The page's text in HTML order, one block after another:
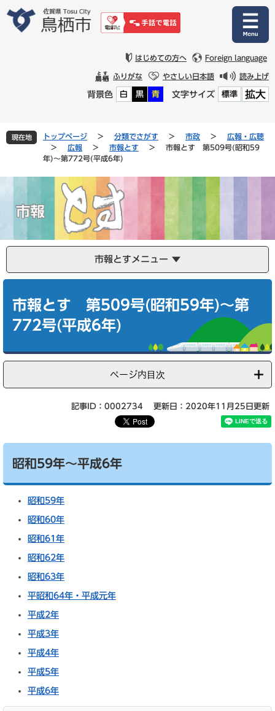
文
はじめての方へ Foreign language
ふりがな やさしい日本語 読み上げ
背景色 白 黒 青 文字サイズ 標準 拡大
現在地 トップページ > 分類でさがす > 市政 >
広報・広聴
>
広報 > 市報とす >
市報とす 第509号(昭和59
年)～第772号(平成6年)
市報とすメニュー
市報とす 第509号(昭和59年)～第
772号(平成6年)
ページ内目次
記事ID：0002734 更新日：2020年11月25日更新
昭和59年～平成6年
昭和59年
昭和60年
昭和61年
昭和62年
昭和63年
平昭和64年・平成元年
平成2年
平成3年
平成4年
平成5年
平成6年